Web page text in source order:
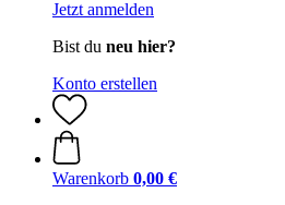
Jetzt anmelden
Bist du neu hier?
Konto erstellen
Warenkorb 0,00 €